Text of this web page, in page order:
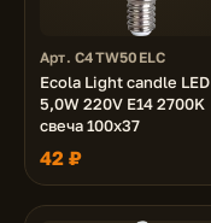
Арт. C4TW50ELC
Ecola Light candle LED
5,0W 220V E14 2700K
свеча 100x37
42 ₽